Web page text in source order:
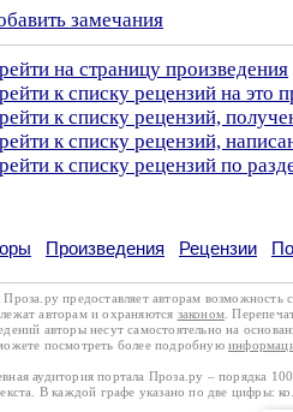
замечания
на страницу произведения
к списку рецензий на это
к списку рецензий,
к списку рецензий,
к списку рецензий по
Произведения Рецензии
Проза.ру предоставляет авторам
авторам и охраняются законом .
авторы несут самостоятельно на
посмотреть более подробную
аудитория портала Проза.ру – порядка
В каждой графе указано по две цифры: